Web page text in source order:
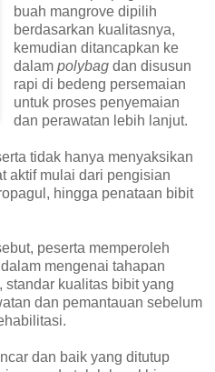
buah mangrove dipilih
berdasarkan kualitasnya,
kemudian ditancapkan ke
dalam polybag dan disusun
rapi di bedeng persemaian
untuk proses penyemaian
dan perawatan lebih lanjut.
tidak hanya menyaksikan
aktif mulai dari pengisian
hingga penataan bibit
peserta memperoleh
mengenai tahapan
kualitas bibit yang
dan pemantauan sebelum
dan baik yang ditutup